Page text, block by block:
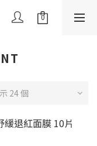
24 個